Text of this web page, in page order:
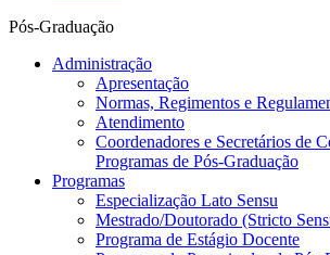
Pós-Graduação
Administração
Apresentação
Normas, Regimentos e
Atendimento
Coordenadores e Secretários de
Programas de Pós-Graduação
Programas
Especialização Lato Sensu
Mestrado/Doutorado (Stricto
Programa de Estágio Docente